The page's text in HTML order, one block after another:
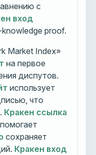
с
вход
proof.
Market Index»
на первое
диспутов.
использует
что
Кракен ссылка
сохраняет
Кракен вход